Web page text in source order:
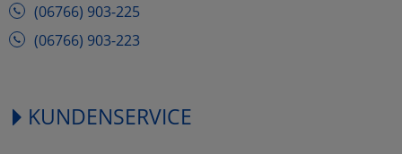
(06766) 903-225
(06766) 903-223
KUNDENSERVICE